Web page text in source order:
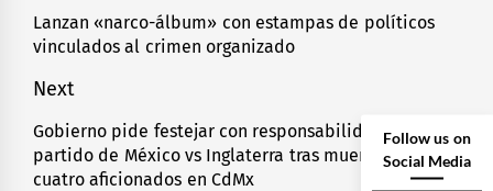
de
entradas
Previous
post:
Lanzan «narco-álbum» con estampas de políticos
vinculados al crimen organizado
Next
Next
post:
Gobierno pide festejar con responsabilidad previo a
partido de México vs Inglaterra tras muerte de
cuatro aficionados en CdMx
Follow us on
Social Media